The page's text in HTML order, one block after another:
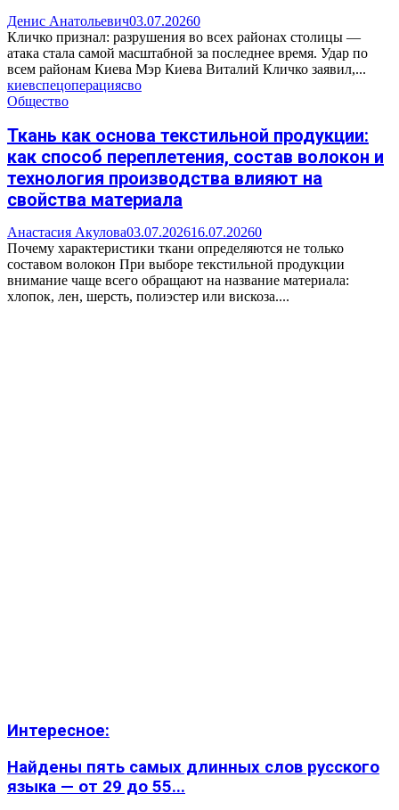
Денис Анатольевич03.07.20260
Кличко признал: разрушения во всех районах столицы —
атака стала самой масштабной за последнее время. Удар по
всем районам Киева Мэр Киева Виталий Кличко заявил,...
киевспецоперациясво
Общество
Ткань как основа текстильной продукции:
как способ переплетения, состав волокон и
технология производства влияют на
свойства материала
Анастасия Акулова03.07.202616.07.20260
Почему характеристики ткани определяются не только
составом волокон При выборе текстильной продукции
внимание чаще всего обращают на название материала:
хлопок, лен, шерсть, полиэстер или вискоза....
Интересное:
Найдены пять самых длинных слов русского
языка — от 29 до 55...